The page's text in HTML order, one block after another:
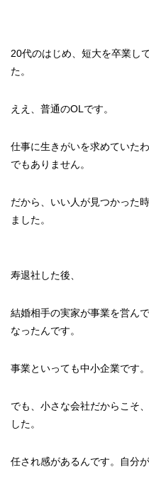
20代のはじめ、短大を卒業し
た。
ええ、普通のOLです。
仕事に生きがいを求めていた
でもありません。
だから、いい人が見つかった
ました。
寿退社した後、
結婚相手の実家が事業を営ん
なったんです。
事業といっても中小企業です。
でも、小さな会社だからこそ
した。
任され感があるんです。自分